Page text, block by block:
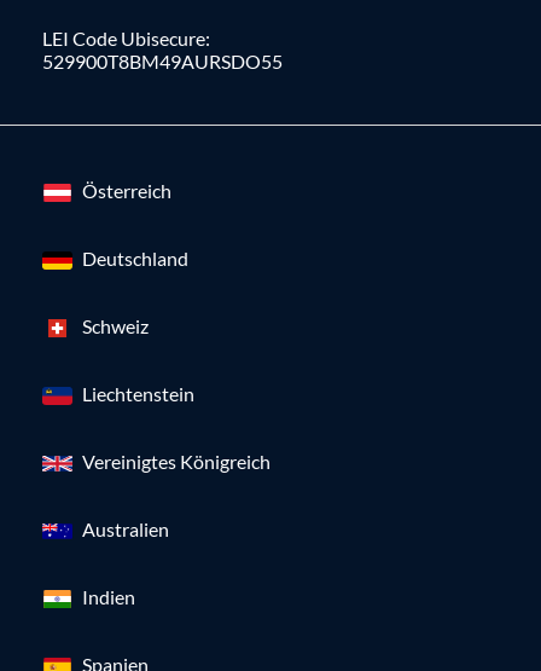
LEI Code Ubisecure:
529900T8BM49AURSDO55
Österreich
Deutschland
Schweiz
Liechtenstein
Vereinigtes Königreich
Australien
Indien
Spanien